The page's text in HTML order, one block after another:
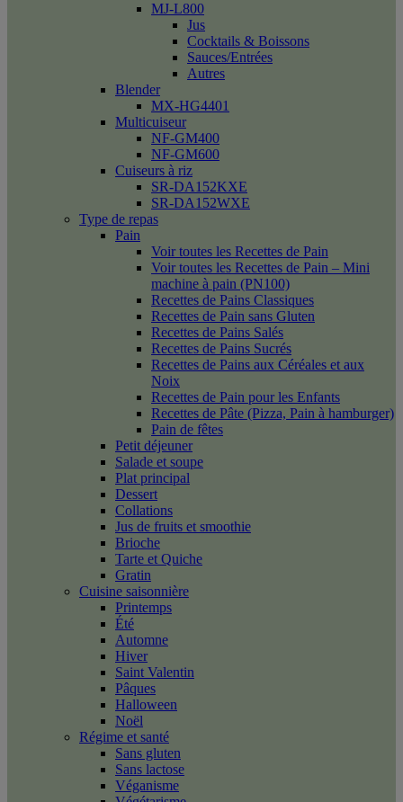
MJ-L800
Jus
Cocktails & Boissons
Sauces/Entrées
Autres
Blender
MX-HG4401
Multicuiseur
NF-GM400
NF-GM600
Cuiseurs à riz
SR-DA152KXE
SR-DA152WXE
Type de repas
Pain
Voir toutes les Recettes de Pain
Voir toutes les Recettes de Pain – Mini
machine à pain (PN100)
Recettes de Pains Classiques
Recettes de Pain sans Gluten
Recettes de Pains Salés
Recettes de Pains Sucrés
Recettes de Pains aux Céréales et aux
Noix
Recettes de Pain pour les Enfants
Recettes de Pâte (Pizza, Pain à hamburger)
Pain de fêtes
Petit déjeuner
Salade et soupe
Plat principal
Dessert
Collations
Jus de fruits et smoothie
Brioche
Tarte et Quiche
Gratin
Cuisine saisonnière
Printemps
Été
Automne
Hiver
Saint Valentin
Pâques
Halloween
Noël
Régime et santé
Sans gluten
Sans lactose
Véganisme